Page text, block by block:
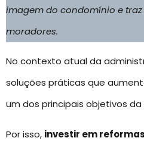
imagem do condomínio e
moradores.
No contexto atual da
soluções práticas que
um dos principais objetivos
Por isso, investir em